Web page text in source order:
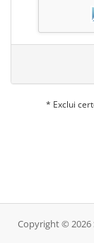
* Exclui
Copyright © 2026